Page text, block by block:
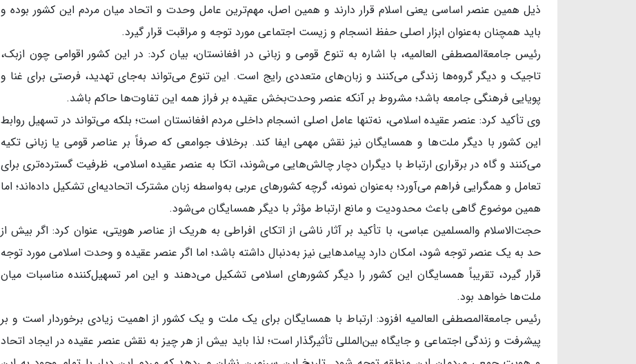
ذیل همین عنصر اساسی یعنی اسلام قرار دارند و همین اصل، مهم‌ترین عامل وحدت و اتحاد میان مردم این کشور بوده و
باید همچنان به‌عنوان ابزار اصلی حفظ انسجام و زیست اجتماعی مورد توجه و مراقبت قرار گیرد.
رئیس جامعةالمصطفی العالمیه، با اشاره به تنوع قومی و زبانی در افغانستان، بیان کرد: در این کشور اقوامی چون ازبک،
تاجیک و دیگر گروه‌ها زندگی می‌کنند و زبان‌های متعددی رایج است. این تنوع می‌تواند به‌جای تهدید، فرصتی برای غنا و
پویایی فرهنگی جامعه باشد؛ مشروط بر آنکه عنصر وحدت‌بخش عقیده بر فراز همه این تفاوت‌ها حاکم باشد.
وی تأکید کرد: عنصر عقیده اسلامی، نه‌تنها عامل اصلی انسجام داخلی مردم افغانستان است؛ بلکه می‌تواند در تسهیل روابط
این کشور با دیگر ملت‌ها و همسایگان نیز نقش مهمی ایفا کند. برخلاف جوامعی که صرفاً بر عناصر قومی یا زبانی تکیه
می‌کنند و گاه در برقراری ارتباط با دیگران دچار چالش‌هایی می‌شوند، اتکا به عنصر عقیده اسلامی، ظرفیت گسترده‌تری برای
تعامل و همگرایی فراهم می‌آورد؛ به‌عنوان نمونه، گرچه کشورهای عربی به‌واسطه زبان مشترک اتحادیه‌ای تشکیل داده‌اند؛ اما
همین موضوع گاهی باعث محدودیت و مانع ارتباط مؤثر با دیگر همسایگان می‌شود.
حجت‌الاسلام والمسلمین عباسی، با تأکید بر آثار ناشی از اتکای افراطی به هریک از عناصر هویتی، عنوان کرد: اگر بیش از
حد به یک عنصر توجه شود، امکان دارد پیامدهایی نیز به‌دنبال داشته باشد؛ اما اگر عنصر عقیده و وحدت اسلامی مورد توجه
قرار گیرد، تقریباً همسایگان این کشور را دیگر کشورهای اسلامی تشکیل می‌دهند و این امر تسهیل‌کننده مناسبات میان
ملت‌ها خواهد بود.
رئیس جامعةالمصطفی العالمیه افزود: ارتباط با همسایگان برای یک ملت و یک کشور از اهمیت زیادی برخوردار است و بر
پیشرفت و زندگی اجتماعی و جایگاه بین‌المللی تأثیرگذار است؛ لذا باید بیش از هر چیز به نقش عنصر عقیده در ایجاد اتحاد